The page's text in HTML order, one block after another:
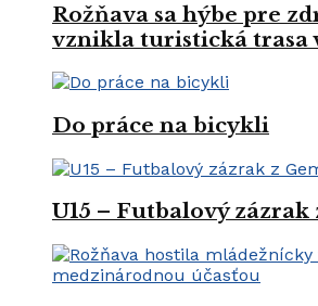
Rožňava sa hýbe pre
vznikla turistická trasa
Do práce na bicykli
U15 – Futbalový zázrak